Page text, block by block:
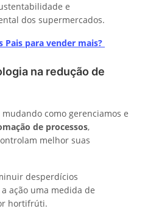
e
dos supermercados.
para vender mais?
na redução de
mudando como gerenciamos e
de processos,
melhor suas
desperdícios
ação uma medida de
hortifrúti.